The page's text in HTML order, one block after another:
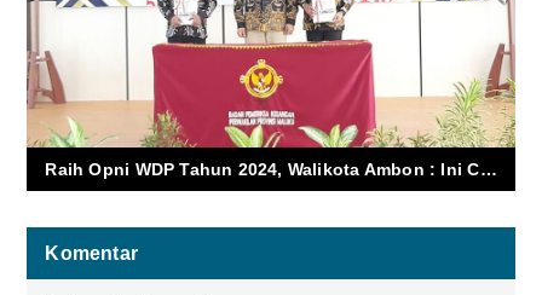
Raih Opni WDP Tahun 2024, Walikota Ambon : Ini Cerminan Serius Pemkot Ambon Kelola Keuangan
Komentar